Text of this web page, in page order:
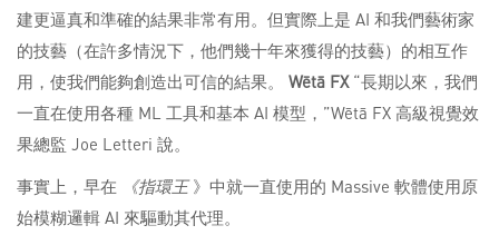
建更逼真和準確的結果非常有用。但實際上是 AI 和我們藝術家
的技藝（在許多情況下，他們幾十年來獲得的技藝）的相互作
用，使我們能夠創造出可信的結果。 Wētā FX“長期以來，我們
一直在使用各種 ML 工具和基本 AI 模型，”Wētā FX 高級視覺效
果總監 Joe Letteri 說。
事實上，早在
《指環王》中就一直使用的 Massive 軟體使用原
始模糊邏輯 AI 來驅動其代理。